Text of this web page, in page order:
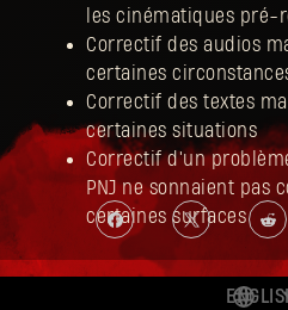
les cinématiques pré-
Correctif des audios
certaines
Correctif des textes
certaines situations
Correctif d'un
PNJ ne sonnaient pas
certaines surfaces